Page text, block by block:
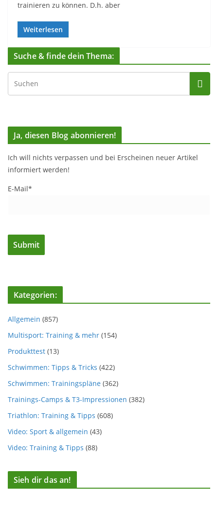
trainieren zu können. D.h. aber
Weiterlesen
Suche & finde dein Thema:
Ja, diesen Blog abonnieren!
Ich will nichts verpassen und bei Erscheinen neuer Artikel
informiert werden!
E-Mail*
Kategorien:
Allgemein (857)
Multisport: Training & mehr (154)
Produkttest (13)
Schwimmen: Tipps & Tricks (422)
Schwimmen: Trainingspläne (362)
Trainings-Camps & T3-Impressionen (382)
Triathlon: Training & Tipps (608)
Video: Sport & allgemein (43)
Video: Training & Tipps (88)
Sieh dir das an!